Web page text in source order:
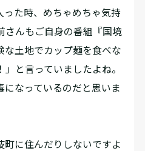
った時、めちゃめちゃ気持
んもご自身の番組『国境
な土地でカップ麺を食べな
と言っていましたよね。
なっているのだと思いま
に住んだりしないですよ